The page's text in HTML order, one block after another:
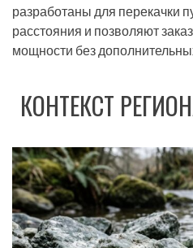
разработаны для перекачки
расстояния и позволяют
мощности без
КОНТЕКСТ